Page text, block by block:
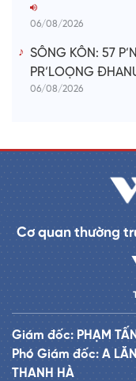
06/08/2026
SÔNG KÔN: 57
PR’LOỌNG
06/08/2026
Cơ quan thường
Giám đốc: PHẠM
Phó Giám đốc: A
THANH HÀ